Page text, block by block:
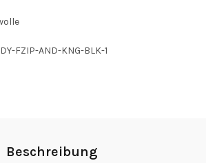
FZIP-AND-KNG-BLK-1
Beschreibung